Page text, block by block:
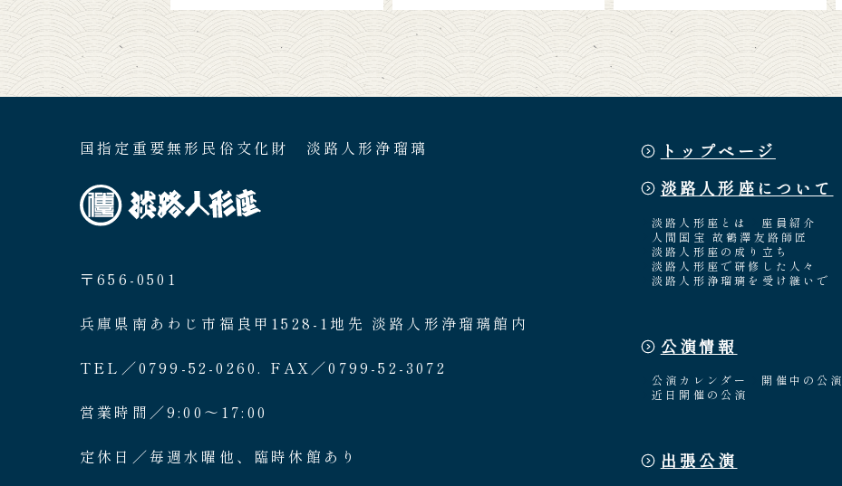
国指定重要無形民俗文化財 淡路人形浄瑠璃
〒656-0501
兵庫県南あわじ市福良甲1528-1地先 淡路人形浄瑠璃館内
TEL／0799-52-0260. FAX／0799-52-3072
営業時間／9:00〜17:00
定休日／毎週水曜他、臨時休館あり
トップページ
淡路人形座について
淡路人形座とは
座員紹介
人間国宝 故鶴澤友路師匠
淡路人形座の成り立ち
淡路人形座で研修した人々
淡路人形浄瑠璃を受け継いで
公演情報
公演カレンダー
開催中の公演
近日開催の公演
出張公演